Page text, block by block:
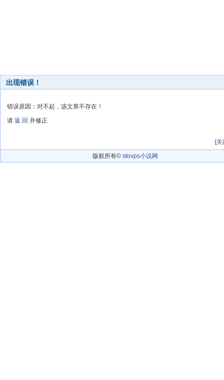
出现错误！
错误原因：对不起，该文章不存在！
请 返 回 并修正
[关
版权所有© stovps小说网